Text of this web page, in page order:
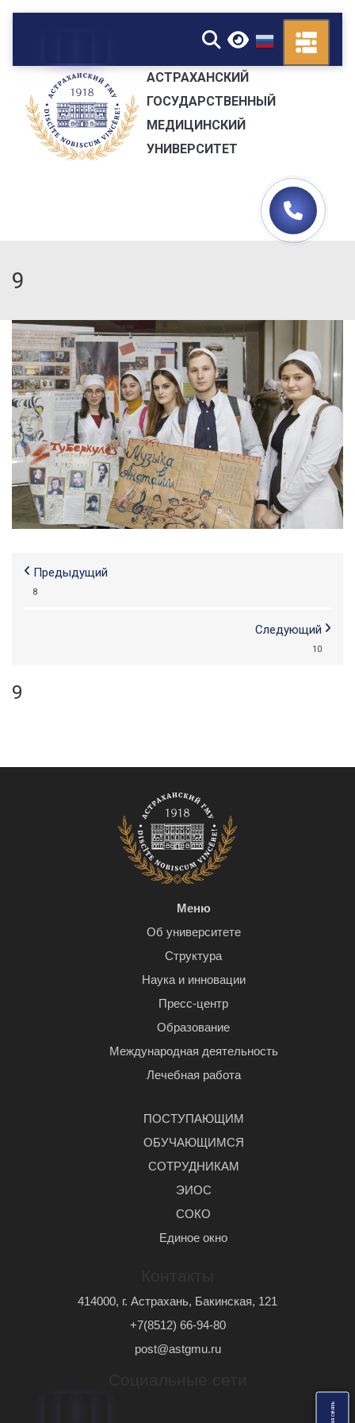
ь
▼
АСТРАХАНСКИЙ
ГОСУДАРСТВЕННЫЙ
МЕДИЦИНСКИЙ
УНИВЕРСИТЕТ
9
Предыдущий
8
Следующий
10
9
Меню
Об университете
Структура
Наука и инновации
Пресс-центр
Образование
Международная деятельность
Лечебная работа
ПОСТУПАЮЩИМ
ОБУЧАЮЩИМСЯ
СОТРУДНИКАМ
ЭИОС
СОКО
Единое окно
414000, г. Астрахань, Бакинская, 121
+7(8512) 66-94-80
post@astgmu.ru